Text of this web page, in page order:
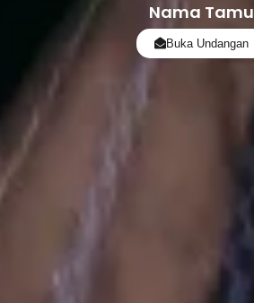
Nama Tamu
Buka Undangan